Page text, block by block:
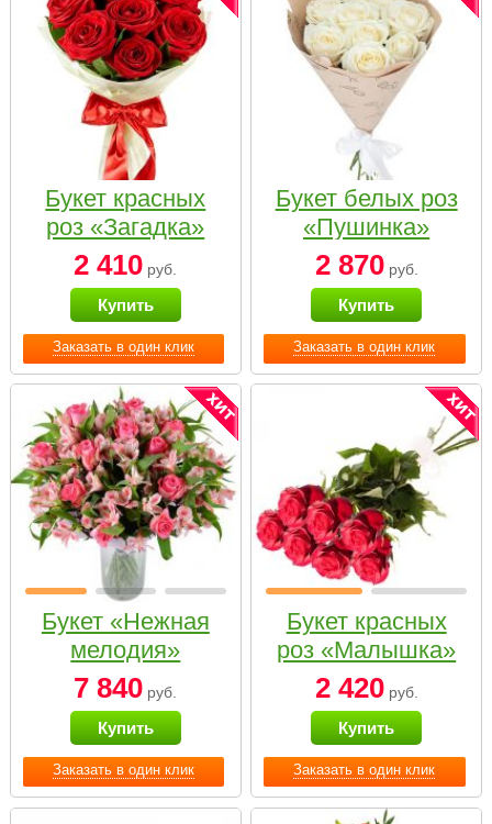
Заказать в один клик
Букет красных
роз «Загадка»
2 410 руб.
Купить
Заказать в один клик
Букет белых роз
«Пушинка»
2 870руб.
Купить
Заказать в один клик
Букет «Нежная
мелодия»
7 840 руб.
Купить
Заказать в один клик
Букет красных
роз «Малышка»
2 420руб.
Купить